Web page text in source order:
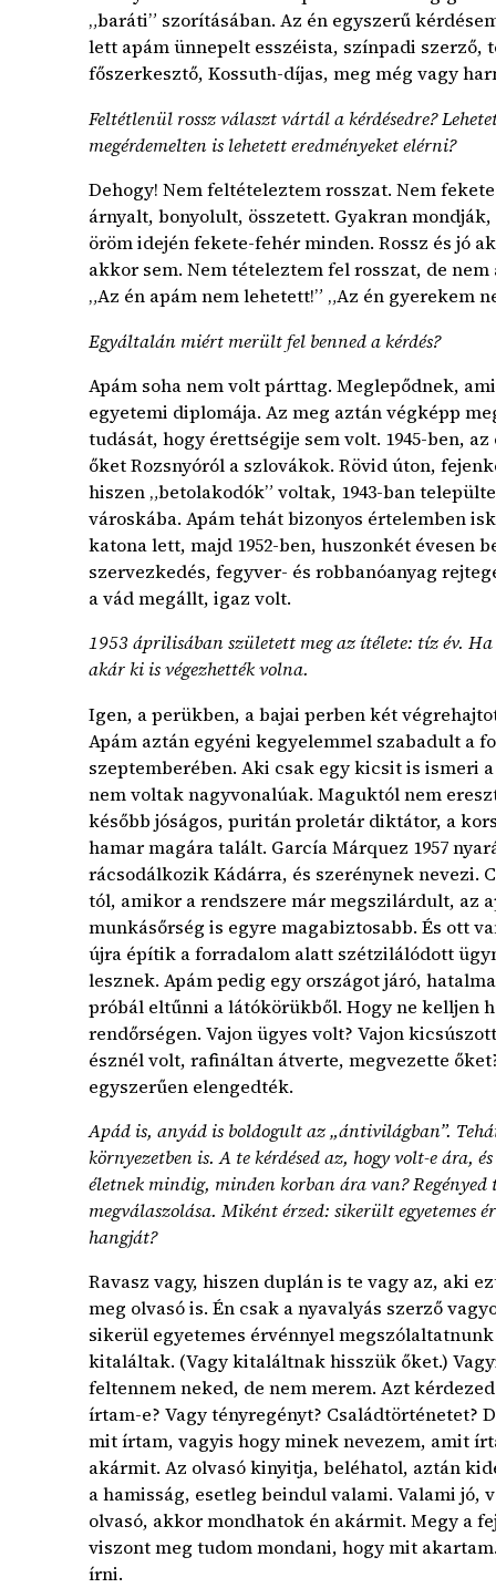
„baráti” szorításában. Az én egyszerű
lett apám ünnepelt esszéista, színpadi
főszerkesztő, Kossuth-díjas, meg még vagy
Feltétlenül rossz választ vártál a kérdésedre?
megérdemelten is lehetett eredményeket elérni?
Dehogy! Nem feltételeztem rosszat. Nem
árnyalt, bonyolult, összetett. Gyakran
öröm idején fekete-fehér minden. Rossz és jó
akkor sem. Nem tételeztem fel rosszat, de
„Az én apám nem lehetett!” „Az én gyerekem
Egyáltalán miért merült fel benned a kérdés?
Apám soha nem volt párttag. Meglepődnek,
egyetemi diplomája. Az meg aztán végképp
tudását, hogy érettségije sem volt. 1945-ben,
őket Rozsnyóról a szlovákok. Rövid úton,
hiszen „betolakodók” voltak, 1943-ban
városkába. Apám tehát bizonyos értelemben
katona lett, majd 1952-ben, huszonkét évesen
szervezkedés, fegyver- és robbanóanyag
a vád megállt, igaz volt.
1953 áprilisában született meg az ítélete: tíz év.
akár ki is végezhették volna.
Igen, a perükben, a bajai perben két
Apám aztán egyéni kegyelemmel szabadult a
szeptemberében. Aki csak egy kicsit is ismeri
nem voltak nagyvonalúak. Maguktól nem
később jóságos, puritán proletár diktátor, a
hamar magára talált. García Márquez 1957
rácsodálkozik Kádárra, és szerénynek nevezi.
tól, amikor a rendszere már megszilárdult, az
munkásőrség is egyre magabiztosabb. És ott
újra építik a forradalom alatt szétzilálódott
lesznek. Apám pedig egy országot járó,
próbál eltűnni a látókörükből. Hogy ne kelljen
rendőrségen. Vajon ügyes volt? Vajon
észnél volt, rafináltan átverte, megvezette
egyszerűen elengedték.
Apád is, anyád is boldogult az „ántivilágban”.
környezetben is. A te kérdésed az, hogy volt-e ára,
életnek mindig, minden korban ára van? Regényed
megválaszolása. Miként érzed: sikerült egyetemes
hangját?
Ravasz vagy, hiszen duplán is te vagy az, aki
meg olvasó is. Én csak a nyavalyás szerző
sikerül egyetemes érvénnyel
kitaláltak. (Vagy kitaláltnak hisszük őket.)
feltennem neked, de nem merem. Azt
írtam-e? Vagy tényregényt? Családtörténetet?
mit írtam, vagyis hogy minek nevezem, amit
akármit. Az olvasó kinyitja, beléhatol, aztán
a hamisság, esetleg beindul valami. Valami jó,
olvasó, akkor mondhatok én akármit. Megy a
viszont meg tudom mondani, hogy mit
írni.